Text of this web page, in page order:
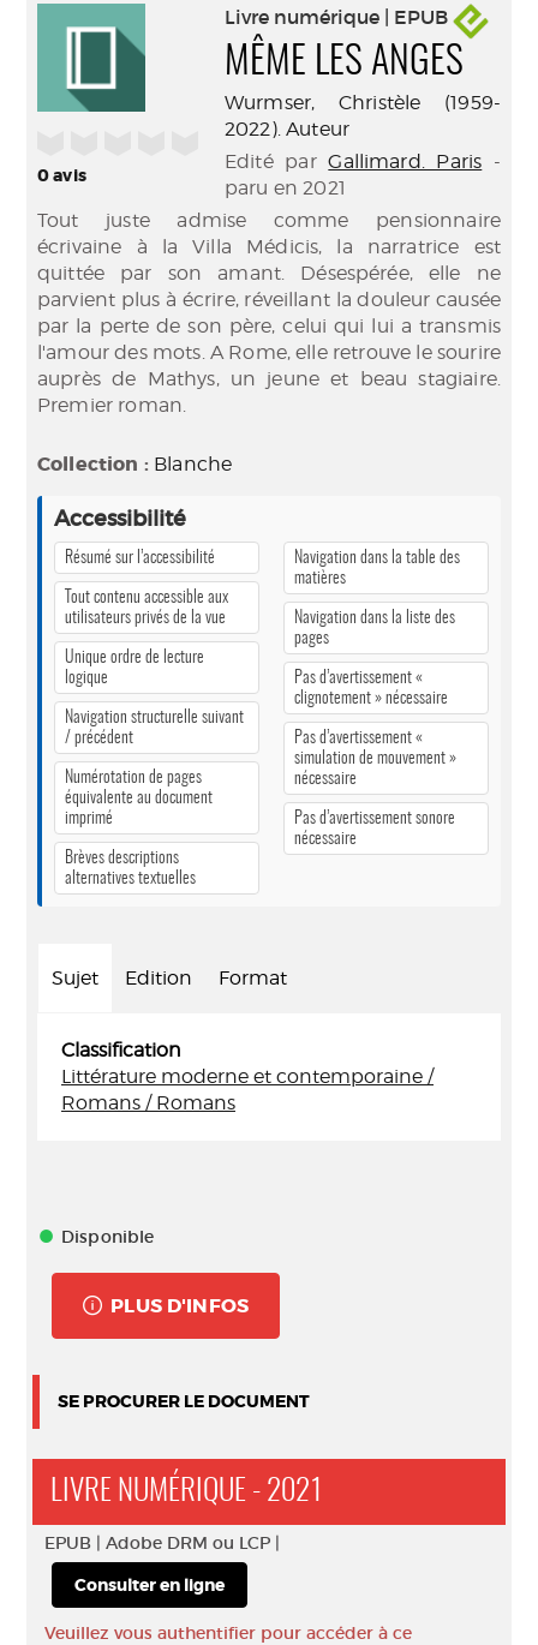
0avis
Livre numérique | EPUB
MÊME LES ANGES
Wurmser, Christèle (1959-
2022). Auteur
Edité parGallimard. Paris -
paru en 2021
Tout juste admise comme pensionnaire
écrivaine à la Villa Médicis, la narratrice est
quittée par son amant. Désespérée, elle ne
parvient plus à écrire, réveillant la douleur causée
par la perte de son père, celui qui lui a transmis
l'amour des mots. A Rome, elle retrouve le sourire
auprès de Mathys, un jeune et beau stagiaire.
Premier roman.
Collection : Blanche
Accessibilité
Résumé sur l’accessibilité
Tout contenu accessible aux
utilisateurs privés de la vue
Unique ordre de lecture
logique
Navigation structurelle suivant
/ précédent
Numérotation de pages
équivalente au document
imprimé
Brèves descriptions
alternatives textuelles
Navigation dans la table des
matières
Navigation dans la liste des
pages
Pas d’avertissement «
clignotement » nécessaire
Pas d’avertissement «
simulation de mouvement »
nécessaire
Pas d’avertissement sonore
nécessaire
Sujet Edition Format
Classification
Littérature moderne et contemporaine /
Romans / Romans
Disponible
PLUS D'INFOS
SE PROCURER LE DOCUMENT
LIVRE NUMÉRIQUE - 2021
EPUB | Adobe DRM ou LCP |
Consulter en ligne
Veuillez vous authentifier pour accéder à ce